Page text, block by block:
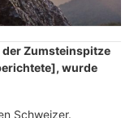
der Zumsteinspitze
wurde
Schweizer.